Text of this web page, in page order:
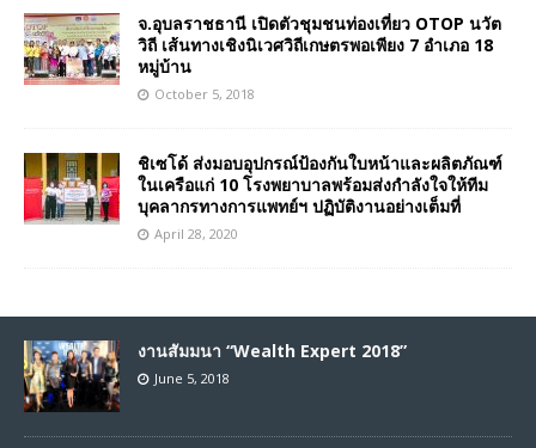
จ.อุบลราชธานี เปิดตัวชุมชนท่องเที่ยว OTOP นวัต
วิถี เส้นทางเชิงนิเวศวิถีเกษตรพอเพียง 7 อำเภอ 18
หมู่บ้าน
October 5, 2018
ชิเซโด้ ส่งมอบอุปกรณ์ป้องกันใบหน้าและผลิตภัณฑ์
ในเครือแก่ 10 โรงพยาบาลพร้อมส่งกำลังใจให้ทีม
บุคลากรทางการแพทย์ฯ ปฏิบัติงานอย่างเต็มที่
April 28, 2020
งานสัมมนา “Wealth Expert 2018”
June 5, 2018